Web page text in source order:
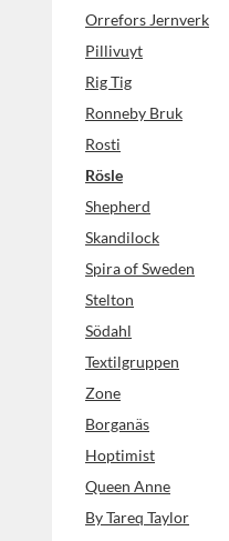
Orrefors Jernverk
Pillivuyt
Rig Tig
Ronneby Bruk
Rosti
Rösle
Shepherd
Skandilock
Spira of Sweden
Stelton
Södahl
Textilgruppen
Zone
Borganäs
Hoptimist
Queen Anne
By Tareq Taylor